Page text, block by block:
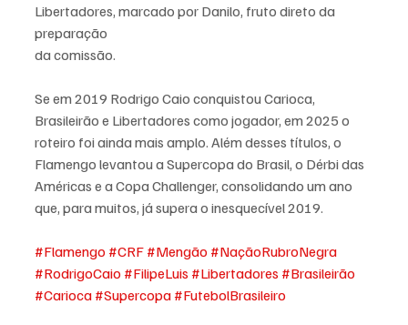
Libertadores, marcado por Danilo, fruto direto da
preparação
da comissão.
Se em 2019 Rodrigo Caio conquistou Carioca,
Brasileirão e Libertadores como jogador, em 2025 o
roteiro foi ainda mais amplo. Além desses títulos, o
Flamengo levantou a Supercopa do Brasil, o Dérbi das
Américas e a Copa Challenger, consolidando um ano
que, para muitos, já supera o inesquecível 2019.
#Flamengo #CRF #Mengão #NaçãoRubroNegra
#RodrigoCaio #FilipeLuis #Libertadores #Brasileirão
#Carioca #Supercopa #FutebolBrasileiro